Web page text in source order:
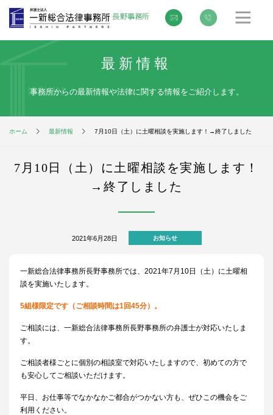
最新情報
事務所からの最新情報や法律に関する情報をご紹介します。
ホーム 最新情報 7月10日（土）に土曜相談を実施します！→終了しました
7月10日（土）に土曜相談を実施します！
→終了しました
2021年6月28日 お知らせ
一新総合法律事務所長野事務所では、2021年7月10日（土）に土曜相
談を実施いたします。
5組様限定です（ご相談時間は1回45分）。
ご相談には、一新総合法律事務所長野事務所の弁護士が対応いたしま
す。
ご相談者様ごとに個別の相談室で対応いたしますので、初めての方で
も安心してご相談いただけます。
平日、お仕事等でなかなかご都合がつかない方も、ぜひこの機会をご
利用ください。